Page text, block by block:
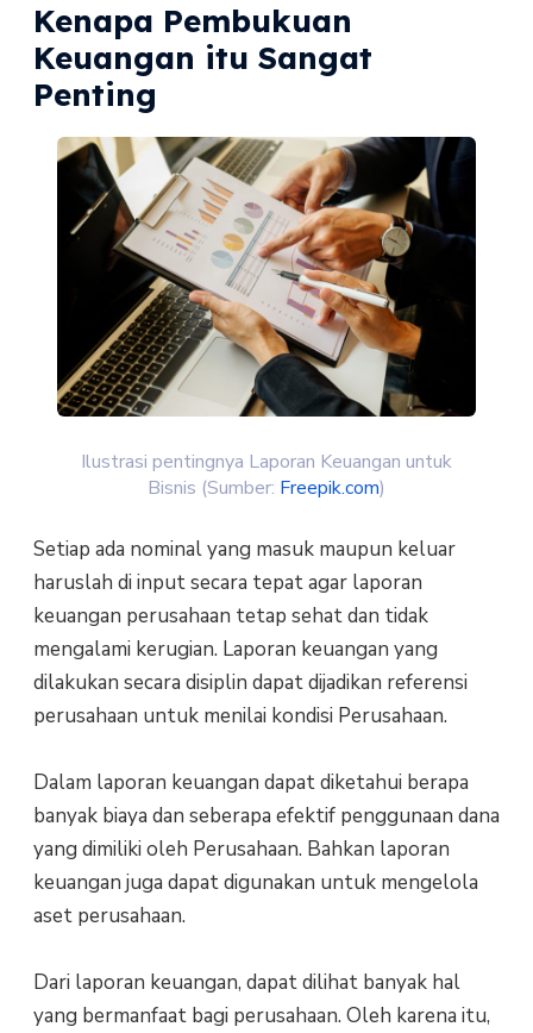
Kenapa Pembukuan
Keuangan itu Sangat
Penting
Ilustrasi pentingnya Laporan Keuangan untuk
Bisnis (Sumber: Freepik.com)
Setiap ada nominal yang masuk maupun keluar
haruslah di input secara tepat agar laporan
keuangan perusahaan tetap sehat dan tidak
mengalami kerugian. Laporan keuangan yang
dilakukan secara disiplin dapat dijadikan referensi
perusahaan untuk menilai kondisi Perusahaan.
Dalam laporan keuangan dapat diketahui berapa
banyak biaya dan seberapa efektif penggunaan dana
yang dimiliki oleh Perusahaan. Bahkan laporan
keuangan juga dapat digunakan untuk mengelola
aset perusahaan.
Dari laporan keuangan, dapat dilihat banyak hal
yang bermanfaat bagi perusahaan. Oleh karena itu,